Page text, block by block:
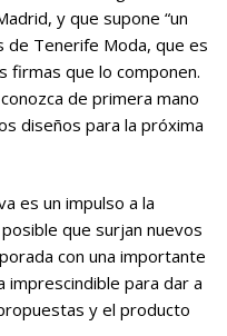
y que supone “un
Tenerife Moda, que es
firmas que lo componen.
de primera mano
diseños para la próxima
es un impulso a la
que surjan nuevos
con una importante
imprescindible para dar a
y el producto